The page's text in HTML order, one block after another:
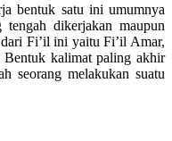
bentuk satu ini umumnya
tengah dikerjakan maupun
Fi’il ini yaitu Fi’il Amar,
Bentuk kalimat paling akhir
seorang melakukan suatu